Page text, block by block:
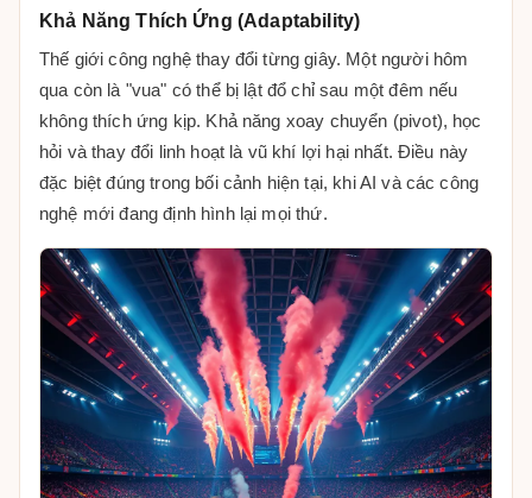
Khả Năng Thích Ứng (Adaptability)
Thế giới công nghệ thay đổi từng giây. Một người hôm
qua còn là "vua" có thể bị lật đổ chỉ sau một đêm nếu
không thích ứng kịp. Khả năng xoay chuyển (pivot), học
hỏi và thay đổi linh hoạt là vũ khí lợi hại nhất. Điều này
đặc biệt đúng trong bối cảnh hiện tại, khi AI và các công
nghệ mới đang định hình lại mọi thứ.